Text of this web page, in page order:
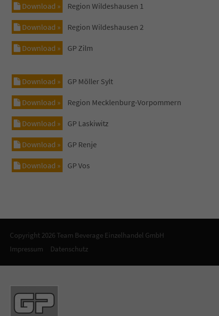
Download » Region Wildeshausen 1
Download » Region Wildeshausen 2
Download » GP Zilm
Download » GP Möller Sylt
Download » Region Mecklenburg-Vorpommern
Download » GP Laskiwitz
Download » GP Renje
Download » GP Vos
Copyright 2026 Team Beverage Einzelhandel GmbH
Impressum
Datenschutz